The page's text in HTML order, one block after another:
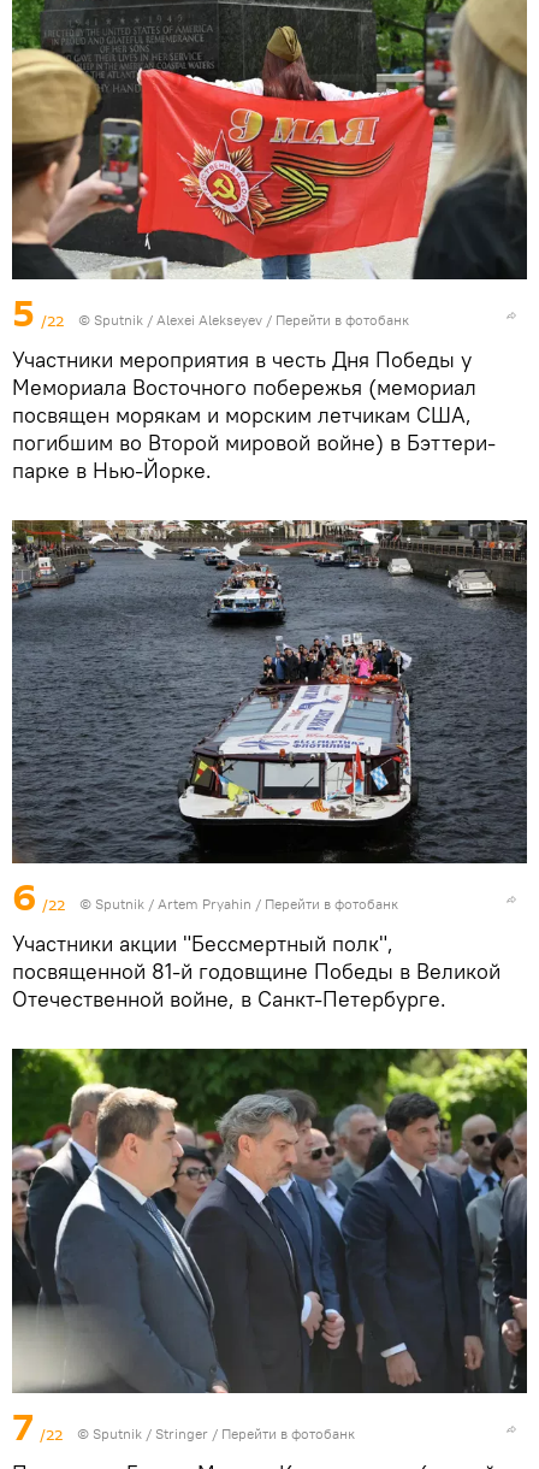
5 /22 © Sputnik / Alexei Alekseyev / Перейти в фотобанк
Участники мероприятия в честь Дня Победы у
Мемориала Восточного побережья (мемориал
посвящен морякам и морским летчикам США,
погибшим во Второй мировой войне) в Бэттери-
парке в Нью-Йорке.
6 /22 © Sputnik / Artem Pryahin / Перейти в фотобанк
Участники акции "Бессмертный полк",
посвященной 81-й годовщине Победы в Великой
Отечественной войне, в Санкт-Петербурге.
7 /22 © Sputnik / Stringer / Перейти в фотобанк